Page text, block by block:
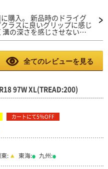
ジアンとしてはこれ以上は
状では沢山走
イヤだと思う。
購入。 新品時のドライグ
ラスに良いグリップに感じ
の深さを感じさせない
。 ウェット路面で100R程
るコーナリングスピードで
ードノイ
ルサイ。 コレはマイナス
がいい…
全てのレビューを見る
97W XL(TREAD:200)
カートにて5％OFF
: 東海: 九州: